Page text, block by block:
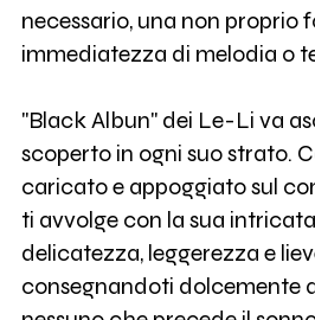
necessario, una non proprio
immediatezza di melodia o
"Black Albun" dei Le-Li va
scoperto in ogni suo strato.
caricato e appoggiato sul
ti avvolge con la sua
delicatezza, leggerezza e
consegnandoti dolcemente